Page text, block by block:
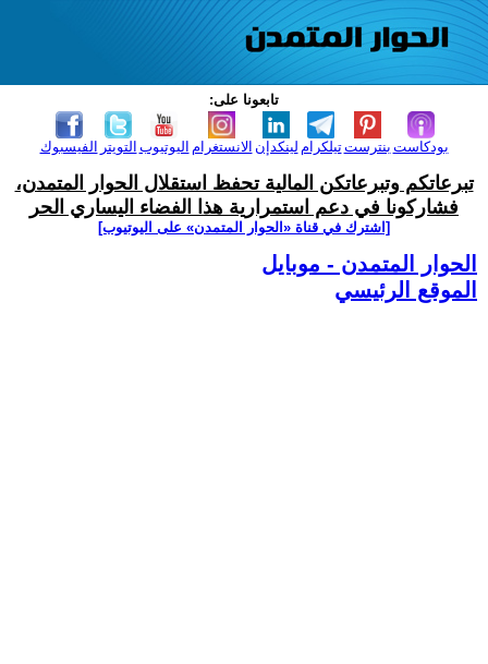
تابعونا على:
الفيسبوك التويتر اليوتيوب الانستغرام لينكدإن تيلكرامبنترست بودكاست
تبرعاتكم وتبرعاتكن المالية تحفظ استقلال الحوار المتمدن،
فشاركونا في دعم استمرارية هذا الفضاء اليساري الحر
[اشترك في قناة ‫«الحوار المتمدن» على اليوتيوب]
الحوار المتمدن - موبايل
الموقع الرئيسي